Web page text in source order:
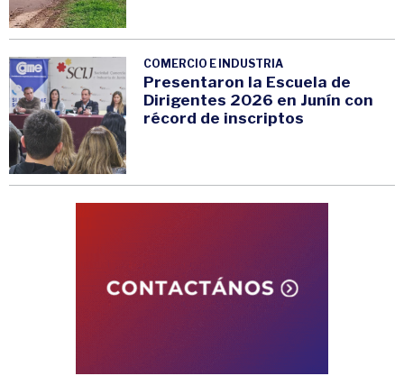
COMERCIO E INDUSTRIA
Presentaron la Escuela de
Dirigentes 2026 en Junín con
récord de inscriptos